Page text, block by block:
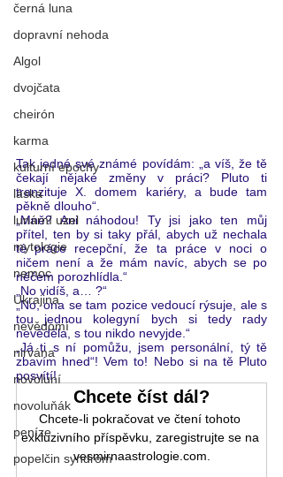
černá luna
dopravní nehoda
Algol
dvojčata
cheirón
karma
kulturní epochy
láska
lunární uzel
mytologie
nemoc
Ukrajina
nevědomí
nirvána
novoluní
novoluňák
peníze
popelčin syndrom
Tak jedné své známé povídám: „a víš, že tě
čekají nějaké změny v práci? Pluto ti
tranzituje X. domem kariéry, a bude tam
pěkně dlouho“.
„Mně? Ani náhodou! Ty jsi jako ten můj
přítel, ten by si taky přál, abych už nechala
té práce recepční, že ta práce v noci o
ničem není a že mám navíc, abych se po
něčem porozhlídla.“
„No vidíš, a… ?“
„No, ona se tam pozice vedoucí rýsuje, ale s
tou jednou kolegyní bych si tedy rady
nevěděla, s tou nikdo nevyjde.“
„Já ti s ní pomůžu, jsem personální, tý tě
zbavím hned“! Vem to! Nebo si na tě Pluto
posvítí!
Chcete číst dál?
Chcete-li pokračovat ve čtení tohoto
exkluzivního příspěvku, zaregistrujte se na
vesmirnaastrologie.com.